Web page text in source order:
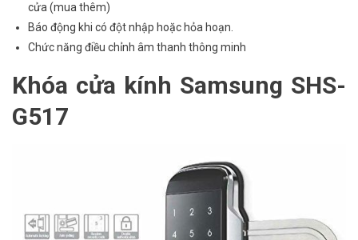
cửa (mua thêm)
Báo động khi có đột nhập hoặc hỏa hoạn.
Chức năng điều chỉnh âm thanh thông minh
Khóa cửa kính Samsung SHS-
G517